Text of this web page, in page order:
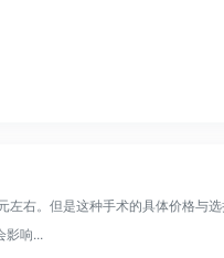
右。但是这种手术的具体价格与
影响...